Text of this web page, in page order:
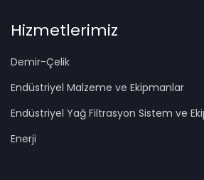
Hizmetlerimiz
Demir-Çelik
Endüstriyel Malzeme ve Ekipmanlar
Endüstriyel Yağ Filtrasyon Sistem ve
Enerji